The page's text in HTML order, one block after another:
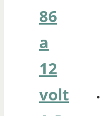
86
a
12
volt